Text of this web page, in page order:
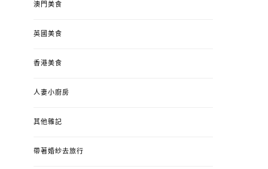
澳門美食
英國美食
香港美食
人妻小廚房
其他雜記
帶著婚紗去旅行